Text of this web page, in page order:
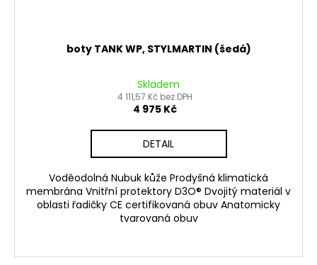
boty TANK WP, STYLMARTIN (šedá)
Skladem
4 111,57 Kč bez DPH
4 975 Kč
DETAIL
Voděodolná Nubuk kůže Prodyšná klimatická
membrána Vnitřní protektory D3O® Dvojitý materiál v
oblasti řadičky CE certifikovaná obuv Anatomicky
tvarovaná obuv